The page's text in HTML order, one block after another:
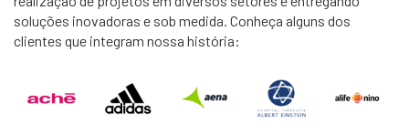
soluções inovadoras e sob medida. Conheça alguns dos
clientes que integram nossa história: